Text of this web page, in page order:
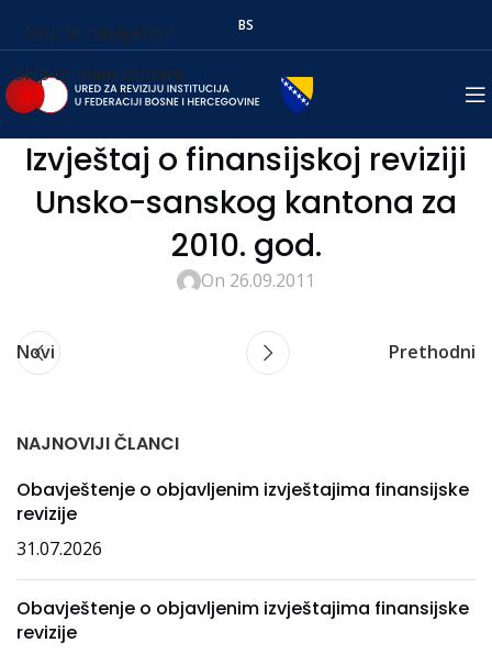
Skip to navigation
Skip to main content
BS
Izvještaj o finansijskoj reviziji
Unsko-sanskog kantona za
2010. god.
On 26.09.2011
Novi Prethodni
NAJNOVIJI ČLANCI
Obavještenje o objavljenim izvještajima finansijske
revizije
31.07.2026
Obavještenje o objavljenim izvještajima finansijske
revizije